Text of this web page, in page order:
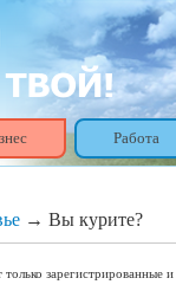
Работа
→ Вы курите?
только зарегистрированные